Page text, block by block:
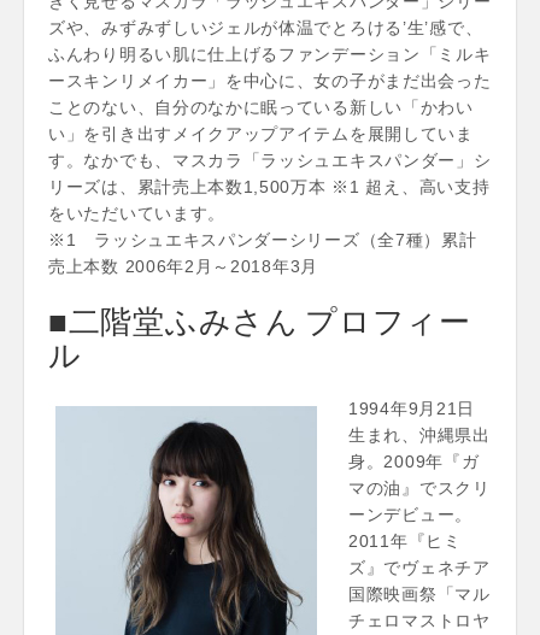
ズや、みずみずしいジェルが体温でとろける’生’感で、
ふんわり明るい肌に仕上げるファンデーション「ミルキ
ースキンリメイカー」を中心に、女の子がまだ出会った
ことのない、自分のなかに眠っている新しい「かわい
い」を引き出すメイクアップアイテムを展開していま
す。なかでも、マスカラ「ラッシュエキスパンダー」シ
リーズは、累計売上本数1,500万本 ※1 超え、高い支持
をいただいています。
※1 ラッシュエキスパンダーシリーズ（全7種）累計
売上本数 2006年2月～2018年3月
■二階堂ふみさん プロフィー
ル
1994年9月21日
生まれ、沖縄県出
身。2009年『ガ
マの油』でスクリ
ーンデビュー。
2011年『ヒミ
ズ』でヴェネチア
国際映画祭「マル
チェロマストロヤ